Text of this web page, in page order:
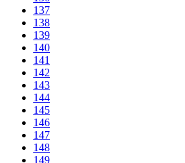
137
138
139
140
141
142
143
144
145
146
147
148
149